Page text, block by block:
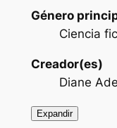
Género
Ciencia
Creador(es)
Diane
Expandir